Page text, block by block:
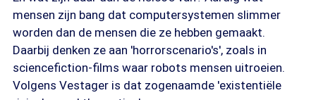
mensen zijn bang dat computersystemen slimmer
worden dan de mensen die ze hebben gemaakt.
Daarbij denken ze aan 'horrorscenario's', zoals in
sciencefiction-films waar robots mensen uitroeien.
Volgens Vestager is dat zogenaamde 'existentiële